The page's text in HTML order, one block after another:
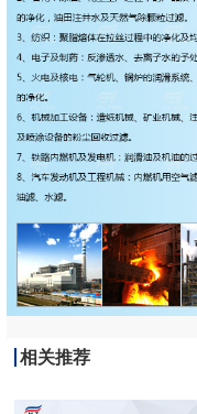
相关推荐